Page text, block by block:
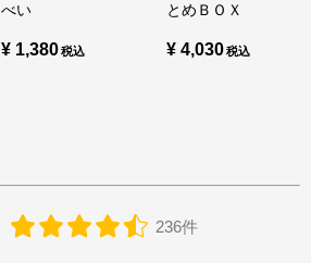
べい
¥ 1,380
とめＢＯＸ
¥ 4,030
236件